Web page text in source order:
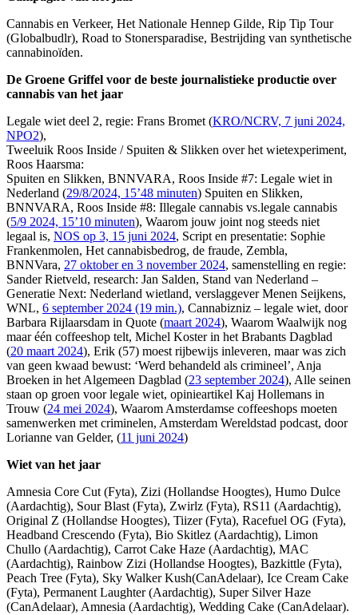
Cannabis en Verkeer, Het Nationale Hennep Gilde, Rip Tip Tour
(Globalbudlr), Road to Stonersparadise, Bestrijding van synthetische
cannabinoïden.
De Groene Griffel voor de beste journalistieke productie over
cannabis van het jaar
Legale wiet deel 2, regie: Frans Bromet (KRO/NCRV, 7 juni 2024,
NPO2),
Tweeluik Roos Inside / Spuiten & Slikken over het wietexperiment,
Roos Haarsma:
Spuiten en Slikken, BNNVARA, Roos Inside #7: Legale wiet in
Nederland (29/8/2024, 15’48 minuten) Spuiten en Slikken,
BNNVARA, Roos Inside #8: Illegale cannabis vs.legale cannabis
(5/9 2024, 15’10 minuten), Waarom jouw joint nog steeds niet
legaal is, NOS op 3, 15 juni 2024, Script en presentatie: Sophie
Frankenmolen, Het cannabisbedrog, de fraude, Zembla,
BNNVara, 27 oktober en 3 november 2024, samenstelling en regie:
Sander Rietveld, research: Jan Salden, Stand van Nederland –
Generatie Next: Nederland wietland, verslaggever Menen Seijkens,
WNL, 6 september 2024 (19 min.), Cannabizniz – legale wiet, door
Barbara Rijlaarsdam in Quote (maart 2024), Waarom Waalwijk nog
maar één coffeeshop telt, Michel Koster in het Brabants Dagblad
(20 maart 2024), Erik (57) moest rijbewijs inleveren, maar was zich
van geen kwaad bewust: ‘Werd behandeld als crimineel’, Anja
Broeken in het Algemeen Dagblad (23 september 2024), Alle seinen
staan op groen voor legale wiet, opinieartikel Kaj Hollemans in
Trouw (24 mei 2024), Waarom Amsterdamse coffeeshops moeten
samenwerken met criminelen, Amsterdam Wereldstad podcast, door
Lorianne van Gelder, (11 juni 2024)
Wiet van het jaar
Amnesia Core Cut (Fyta), Zizi (Hollandse Hoogtes), Humo Dulce
(Aardachtig), Sour Blast (Fyta), Zwirlz (Fyta), RS11 (Aardachtig),
Original Z (Hollandse Hoogtes), Tiizer (Fyta), Racefuel OG (Fyta),
Headband Crescendo (Fyta), Bio Skitlez (Aardachtig), Limon
Chullo (Aardachtig), Carrot Cake Haze (Aardachtig), MAC
(Aardachtig), Rainbow Zizi (Hollandse Hoogtes), Bazkittle (Fyta),
Peach Tree (Fyta), Sky Walker Kush(CanAdelaar), Ice Cream Cake
(Fyta), Permanent Laughter (Aardachtig), Super Silver Haze
(CanAdelaar), Amnesia (Aardachtig), Wedding Cake (CanAdelaar).